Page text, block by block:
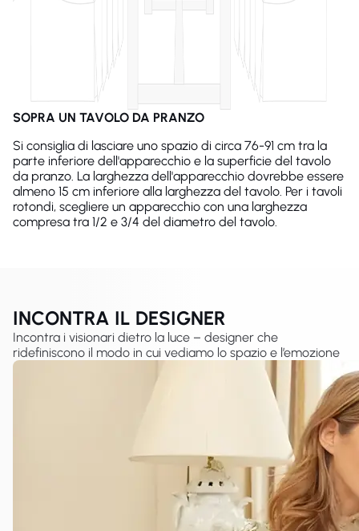
SOPRA UN TAVOLO DA PRANZO
Si consiglia di lasciare uno spazio di circa 76-91 cm tra la
parte inferiore dell'apparecchio e la superficie del tavolo
da pranzo. La larghezza dell'apparecchio dovrebbe essere
almeno 15 cm inferiore alla larghezza del tavolo. Per i tavoli
rotondi, scegliere un apparecchio con una larghezza
compresa tra 1/2 e 3/4 del diametro del tavolo.
INCONTRA IL DESIGNER
Incontra i visionari dietro la luce – designer che
ridefiniscono il modo in cui vediamo lo spazio e l’emozione